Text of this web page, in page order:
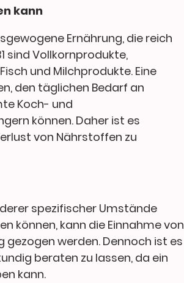
kann
Ernährung, die reich
sind Vollkornprodukte,
und Milchprodukte. Eine
den täglichen Bedarf an
Koch- und
können. Daher ist es
von Nährstoffen zu
spezifischer Umstände
können, kann die Einnahme von
werden. Dennoch ist es
beraten zu lassen, da ein
kann.